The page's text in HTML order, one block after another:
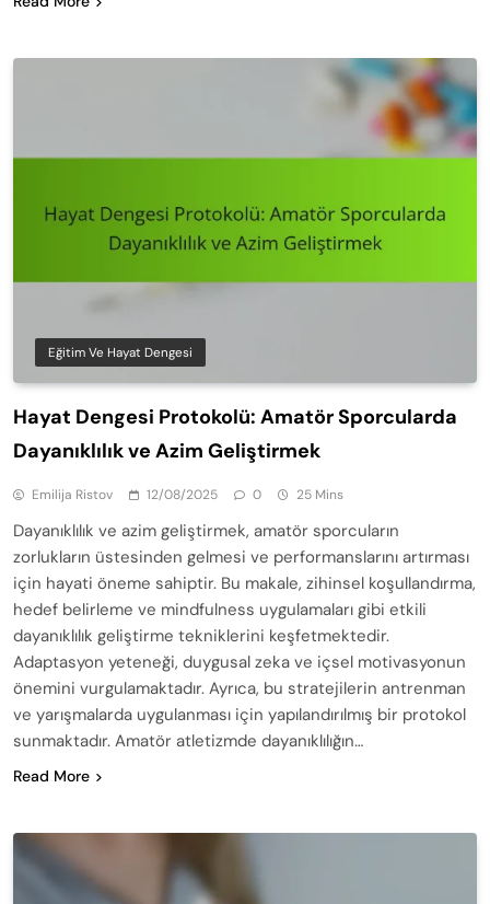
Eğitim Ve Hayat Dengesi
Hayat Dengesi Protokolü: Amatör Sporcularda
Dayanıklılık ve Azim Geliştirmek
Emilija Ristov 12/08/2025 0 25 Mins
Dayanıklılık ve azim geliştirmek, amatör sporcuların
zorlukların üstesinden gelmesi ve performanslarını artırması
için hayati öneme sahiptir. Bu makale, zihinsel koşullandırma,
hedef belirleme ve mindfulness uygulamaları gibi etkili
dayanıklılık geliştirme tekniklerini keşfetmektedir.
Adaptasyon yeteneği, duygusal zeka ve içsel motivasyonun
önemini vurgulamaktadır. Ayrıca, bu stratejilerin antrenman
ve yarışmalarda uygulanması için yapılandırılmış bir protokol
sunmaktadır. Amatör atletizmde dayanıklılığın…
Read More